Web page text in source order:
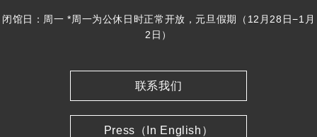
闭馆日：周一 *周一为公休日时正常开放，元旦假期（12月28日−1月
2日）
联系我们
Press（In English）